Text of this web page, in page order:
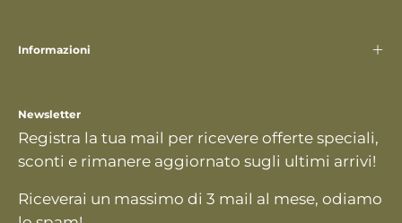
Informazioni
Newsletter
Registra la tua mail per ricevere offerte speciali,
sconti e rimanere aggiornato sugli ultimi arrivi!
Riceverai un massimo di 3 mail al mese, odiamo